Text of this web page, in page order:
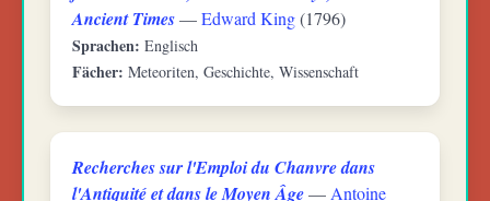
Ancient Times—Edward King(1796)
Sprachen: Englisch
Fächer: Meteoriten, Geschichte, Wissenschaft
Recherches sur l'Emploi du Chanvre dans
l'Antiquité et dans le Moyen Âge— Antoine